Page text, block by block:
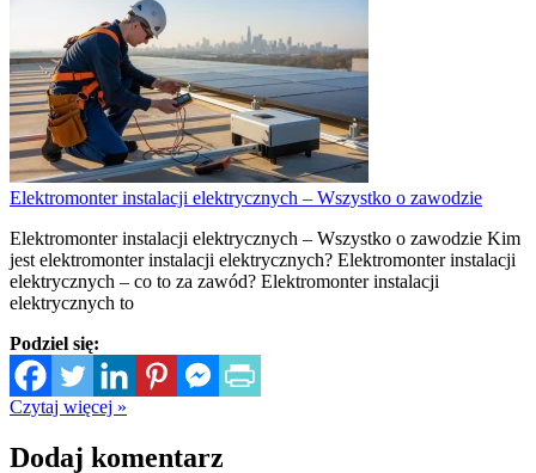
Elektromonter instalacji elektrycznych – Wszystko o zawodzie
Elektromonter instalacji elektrycznych – Wszystko o zawodzie Kim
jest elektromonter instalacji elektrycznych? Elektromonter instalacji
elektrycznych – co to za zawód? Elektromonter instalacji
elektrycznych to
Podziel się:
Czytaj więcej »
Dodaj komentarz